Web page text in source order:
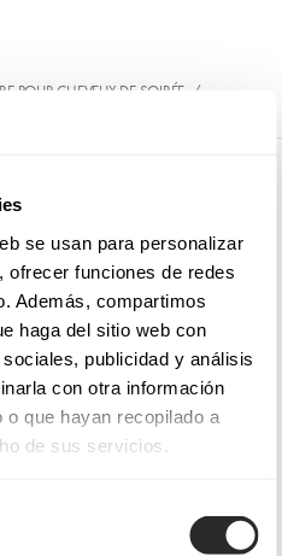
se usan para personalizar
ofrecer funciones de redes
Además, compartimos
haga del sitio web con
publicidad y análisis
con otra información
que hayan recopilado a
de sus servicios.
POUR CHEVEUX DE SOIRÉE
/
VOUS